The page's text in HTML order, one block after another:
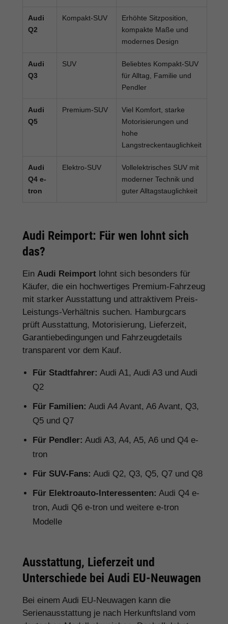
Audi
Q2
Kompakt-SUV
Erhöhte Sitzposition,
kompakte Maße und
modernes Design
Audi
Q3
SUV
Beliebtes Kompakt-SUV
für Alltag, Familie und
Pendler
Audi
Q5
Premium-SUV
Viel Komfort, starke
Motorisierungen und
hohe
Langstreckentauglichkeit
Audi
Q4 e-
tron
Elektro-SUV
Vollelektrisches SUV mit
moderner Technik und
guter Alltagstauglichkeit
Audi Reimport: Für wen lohnt sich
das?
Ein Audi Reimport lohnt sich besonders für
Käufer, die ein hochwertiges Premium-Fahrzeug
mit starker Ausstattung und attraktivem Preis-
Leistungs-Verhältnis suchen. Hamburgcars
prüft Ausstattung, Motorisierung, Lieferzeit,
Garantiebedingungen und Fahrzeugdetails
transparent vor dem Kauf.
Für Stadtfahrer: Audi A1, Audi A3 und Audi
Q2
Für Familien: Audi A4 Avant, A6 Avant, Q3,
Q5 und Q7
Für Pendler: Audi A3, A4, A5, A6 und Q4 e-
tron
Für SUV-Fans: Audi Q2, Q3, Q5, Q7 und Q8
Für Elektroauto-Interessenten: Audi Q4 e-
tron, Audi Q6 e-tron und weitere e-tron
Modelle
Ausstattung, Lieferzeit und
Unterschiede bei Audi EU-Neuwagen
Bei einem Audi EU-Neuwagen kann die
Serienausstattung je nach Herkunftsland vom